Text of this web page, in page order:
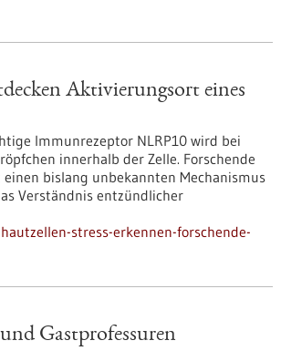
Aktivierungsort eines
Immunrezeptor NLRP10 wird bei
innerhalb der Zelle. Forschende
bislang unbekannten Mechanismus
Verständnis entzündlicher
stress-erkennen-forschende-
Gastprofessuren